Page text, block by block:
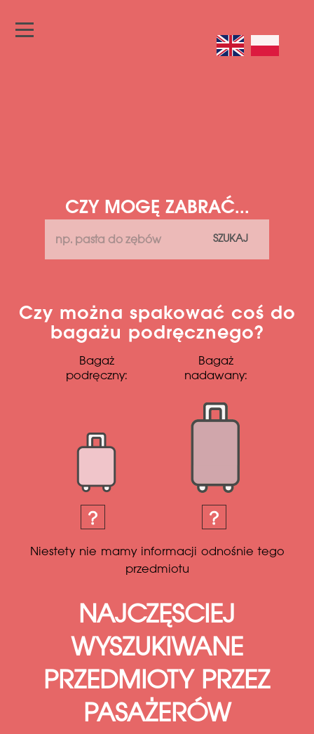
CZY MOGĘ ZABRAĆ...
SZUKAJ
Czy można spakować coś do
bagażu podręcznego?
Bagaż
podręczny:
Bagaż
nadawany:
Niestety nie mamy informacji odnośnie tego
przedmiotu
NAJCZĘSCIEJ
WYSZUKIWANE
PRZEDMIOTY PRZEZ
PASAŻERÓW